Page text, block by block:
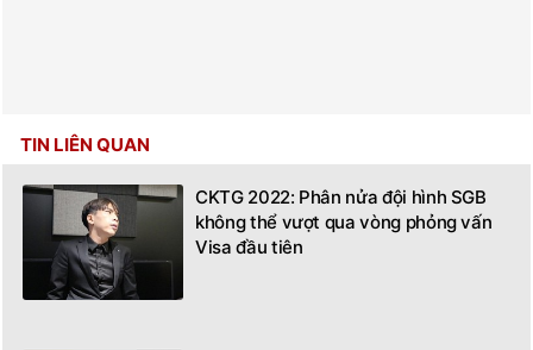
TIN LIÊN QUAN
CKTG 2022: Phân nửa đội hình SGB
không thể vượt qua vòng phỏng vấn
Visa đầu tiên